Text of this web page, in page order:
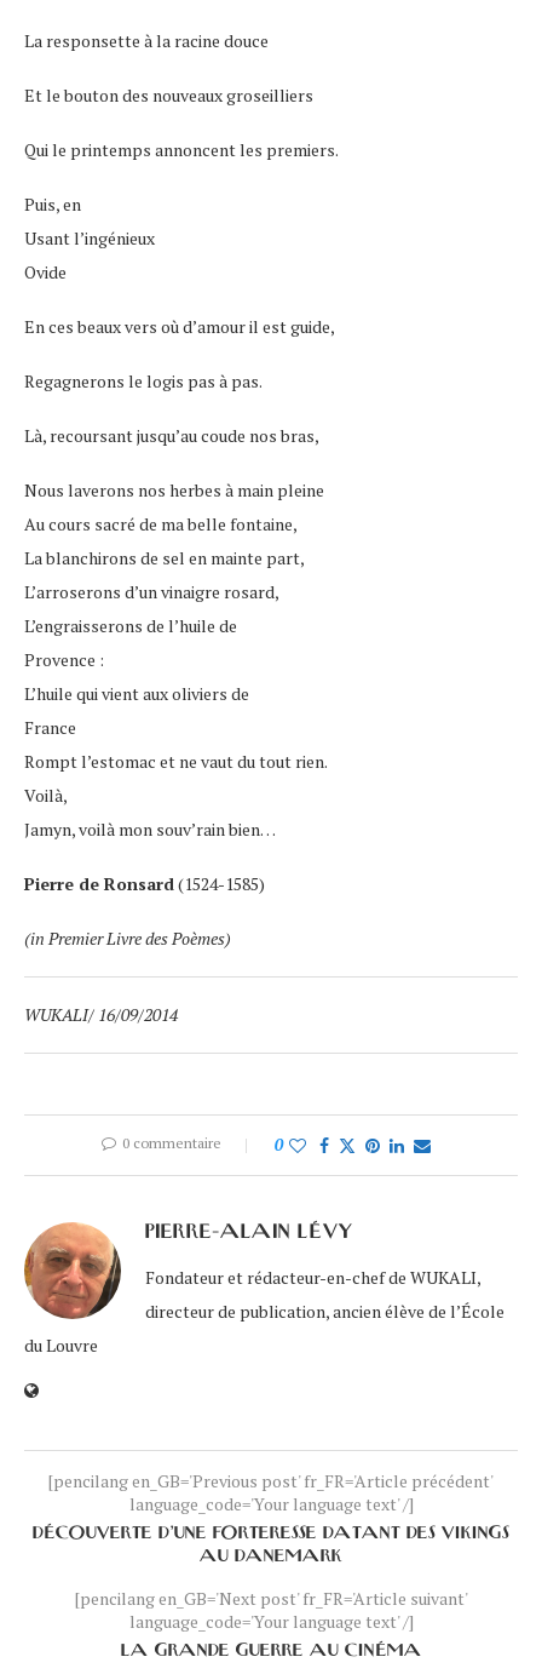
La responsette à la racine douce
Et le bouton des nouveaux groseilliers
Qui le printemps annoncent les premiers.
Puis, en
Usant l’ingénieux
Ovide
En ces beaux vers où d’amour il est guide,
Regagnerons le logis pas à pas.
Là, recoursant jusqu’au coude nos bras,
Nous laverons nos herbes à main pleine
Au cours sacré de ma belle fontaine,
La blanchirons de sel en mainte part,
L’arroserons d’un vinaigre rosard,
L’engraisserons de l’huile de
Provence :
L’huile qui vient aux oliviers de
France
Rompt l’estomac et ne vaut du tout rien.
Voilà,
Jamyn, voilà mon souv’rain bien…
Pierre de Ronsard(1524-1585)
(in Premier Livre des Poèmes)
WUKALI/ 16/09/2014
0 commentaire 0
PIERRE-ALAIN LÉVY
Fondateur et rédacteur-en-chef de WUKALI,
directeur de publication, ancien élève de l’École
du Louvre
[pencilang en_GB='Previous post' fr_FR='Article précédent'
language_code='Your language text' /]
DÉCOUVERTE D’UNE FORTERESSE DATANT DES VIKINGS
AU DANEMARK
[pencilang en_GB='Next post' fr_FR='Article suivant'
language_code='Your language text' /]
LA GRANDE GUERRE AU CINÉMA